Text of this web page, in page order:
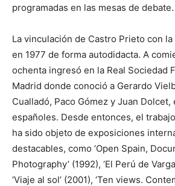
programadas en las mesas de debate.
La vinculación de Castro Prieto con
en 1977 de forma autodidacta. A
ochenta ingresó en la Real Sociedad
Madrid donde conoció a Gerardo
Cualladó, Paco Gómez y Juan
españoles. Desde entonces, el
ha sido objeto de exposiciones
destacables, como ‘Open Spain,
Photography’ (1992), ‘El Perú de
‘Viaje al sol’ (2001), ‘Ten views.